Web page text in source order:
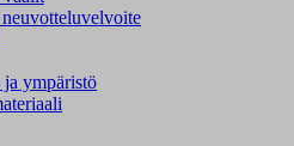
ympäristö